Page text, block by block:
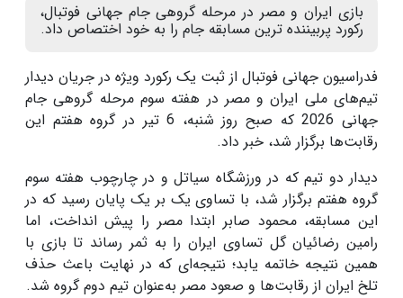
بازی ایران و مصر در مرحله گروهی جام جهانی فوتبال،
رکورد پربیننده ترین مسابقه جام را به خود اختصاص داد.
فدراسیون جهانی فوتبال از ثبت یک رکورد ویژه در جریان دیدار
تیم‌های ملی ایران و مصر در هفته سوم مرحله گروهی جام
جهانی 2026 که صبح روز شنبه، 6 تیر در گروه هفتم این
رقابت‌ها برگزار شد، خبر داد.
دیدار دو تیم که در ورزشگاه سیاتل و در چارچوب هفته سوم
گروه هفتم برگزار شد، با تساوی یک بر یک پایان رسید که در
این مسابقه، محمود صابر ابتدا مصر را پیش انداخت، اما
رامین رضائیان گل تساوی ایران را به ثمر رساند تا بازی با
همین نتیجه خاتمه یابد؛ نتیجه‌ای که در نهایت باعث حذف
تلخ ایران از رقابت‌ها و صعود مصر به‌عنوان تیم دوم گروه شد.